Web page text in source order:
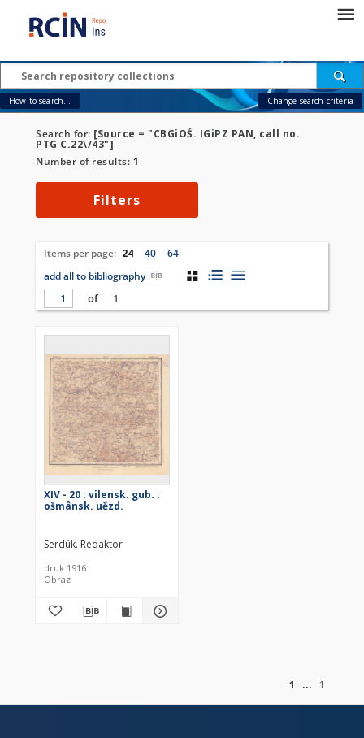
How to search... Change search criteria
Search for: [Source = "CBGiOŚ. IGiPZ PAN, call no.
PTG C.22\/43"]
Number of results: 1
Filters
Items per page: 24 40
64
add all to bibliography
of
1
XIV - 20 : vilensk. gub. :
ošmânsk. uězd.
Serdûk. Redaktor
druk 1916
Obraz
1
1